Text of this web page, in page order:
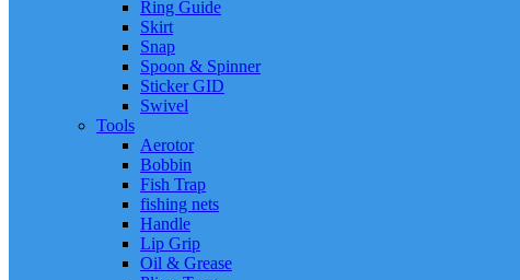
Ring Guide
Skirt
Snap
Spoon & Spinner
Sticker GID
Swivel
Tools
Aerotor
Bobbin
Fish Trap
fishing nets
Handle
Lip Grip
Oil & Grease